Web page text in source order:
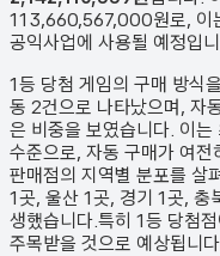
113,660,567,000원로, 이
공익사업에 사용될 예정입니
1등 당첨 게임의 구매 방식
동 2건 으로 나타났으며, 자
은 비중을 보였습니다. 이는
수준으로, 자동 구매가 여
판매점의 지역별 분포를 살
1곳, 울산 1곳, 경기 1곳, 충
생했습니다. 특히 1등 당첨
주목받을 것으로 예상됩니다.